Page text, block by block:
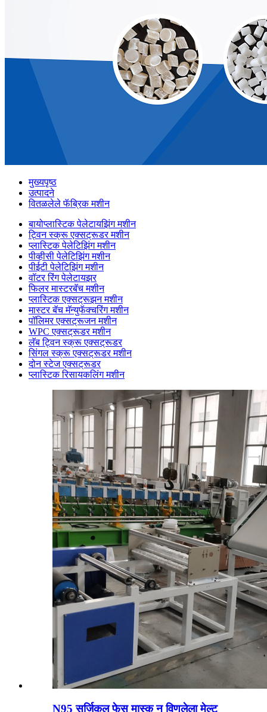
मुख्यपृष्ठ
उत्पादने
वितळलेले फॅब्रिक मशीन
बायोप्लास्टिक पेलेटायझिंग मशीन
ट्विन स्क्रू एक्सट्रूडर मशीन
प्लास्टिक पेलेटिझिंग मशीन
पीव्हीसी पेलेटिझिंग मशीन
पीईटी पेलेटिझिंग मशीन
वॉटर रिंग पेलेटायझर
फिलर मास्टरबॅच मशीन
प्लास्टिक एक्सट्रूझन मशीन
मास्टर बॅच मॅन्युफॅक्चरिंग मशीन
पॉलिमर एक्सट्रूजन मशीन
WPC एक्सट्रूडर मशीन
लॅब ट्विन स्क्रू एक्सट्रूडर
सिंगल स्क्रू एक्सट्रूडर मशीन
दोन स्टेज एक्सट्रूडर
प्लास्टिक रिसायकलिंग मशीन
N95 सर्जिकल फेस मास्क न विणलेला मेल्ट